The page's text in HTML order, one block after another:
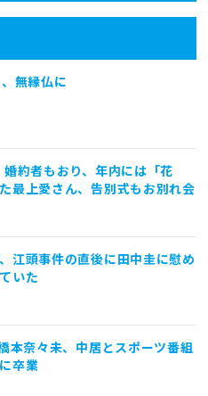
無縁仏に
約者もおり、年内には「花
最上愛さん、告別式もお別れ会
江頭事件の直後に田中圭に慰め
いた
本奈々未、中居とスポーツ番組
卒業